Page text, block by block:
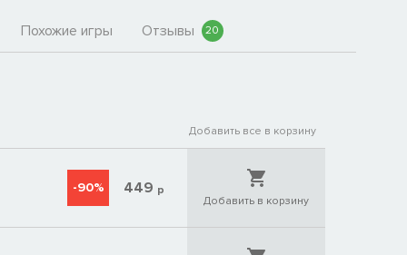
Похожие игры Отзывы 20
Добавить все в корзину
-90% 449 р
Добавить в корзину